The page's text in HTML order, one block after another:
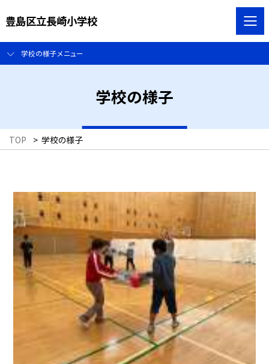
豊島区立長崎小学校
学校の様子メニュー
学校の様子
TOP > 学校の様子